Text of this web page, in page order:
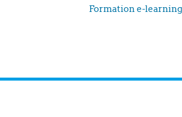
Formation e-